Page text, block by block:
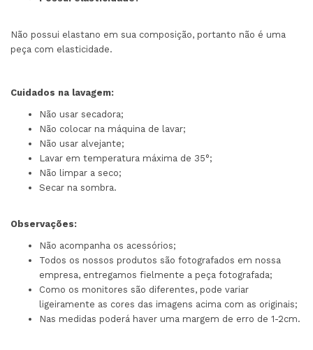
Não possui elastano em sua composição, portanto não é uma
peça com elasticidade.
Cuidados na lavagem:
Não usar secadora;
Não colocar na máquina de lavar;
Não usar alvejante;
Lavar em temperatura máxima de 35°;
Não limpar a seco;
Secar na sombra.
Observações:
Não acompanha os acessórios;
Todos os nossos produtos são fotografados em nossa
empresa, entregamos fielmente a peça fotografada;
Como os monitores são diferentes, pode variar
ligeiramente as cores das imagens acima com as originais;
Nas medidas poderá haver uma margem de erro de 1-2cm.